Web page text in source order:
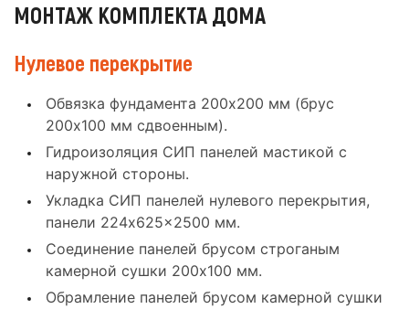
МОНТАЖ КОМПЛЕКТА ДОМА
Нулевое перекрытие
Обвязка фундамента 200x200 мм (брус
200x100 мм сдвоенным).
Гидроизоляция СИП панелей мастикой с
наружной стороны.
Укладка СИП панелей нулевого перекрытия,
панели 224x625x2500 мм.
Соединение панелей брусом строганым
камерной сушки 200x100 мм.
Обрамление панелей брусом камерной сушки